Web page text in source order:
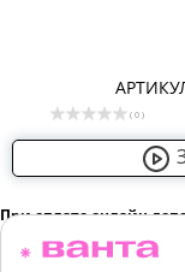
( 0 )
При оплате онлайн